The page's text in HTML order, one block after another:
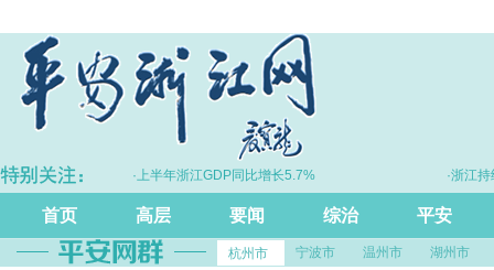
·上半年浙江GDP同比增长5.7% ·浙江持续
首页 高层 要闻 综治 平安
杭州市 宁波市 温州市 湖州市